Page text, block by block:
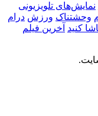
نمایش‌های تلویزیونی
وحشتناک ورزش درام
کنید آخرین فیلم